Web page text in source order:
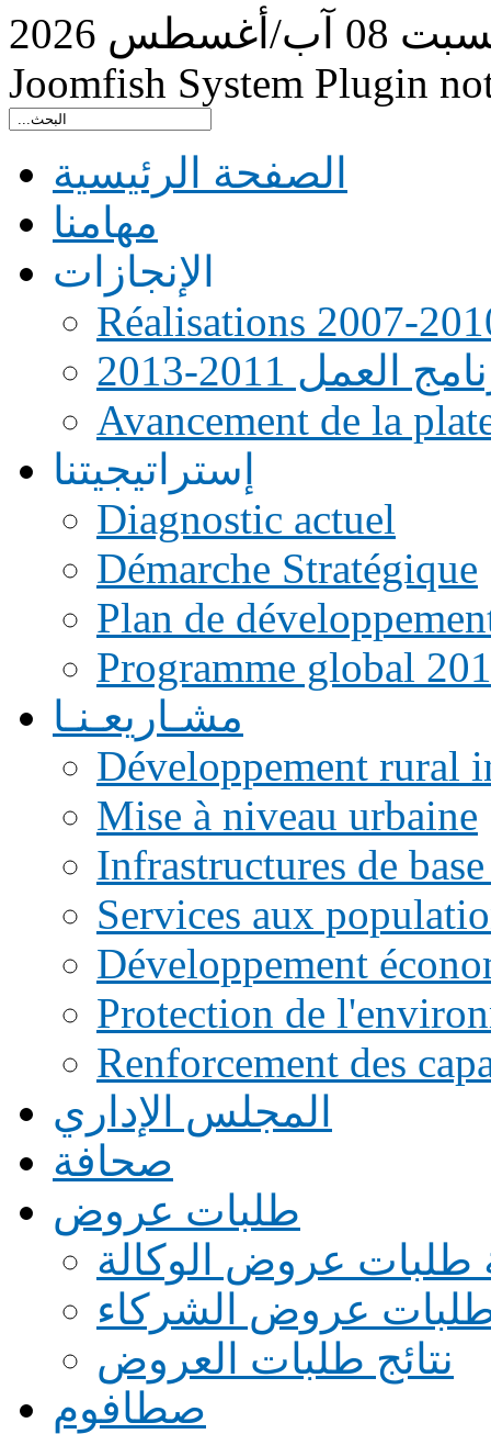
08 آب/أغسطس 2026
Joomfish System Plugin
الصفحة الرئيسية
مهامنا
الإنجازات
Réalisations 2007-
العمل 2011-2013
Avancement de la
إستراتيجيتنا
Diagnostic actuel
Démarche Stratégique
Plan de
Programme global
مشـاريعـنـا
Développement rural
Mise à niveau urbaine
Infrastructures de
Services aux
Développement
Protection de
Renforcement des
المجلس الإداري
صحافة
طلبات عروض
طلبات عروض الوكالة
طلبات عروض الشركاء
نتائج طلبات العروض
صطافوم